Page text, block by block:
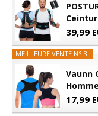
39,99
MEILLEURE VENTE N° 3
Vaunn
17,99